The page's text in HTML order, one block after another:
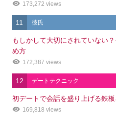
173,272 views
11 彼氏
もしかして大切にされていない
め方
172,387 views
12 デートテクニック
初デートで会話を盛り上げる鉄
169,818 views